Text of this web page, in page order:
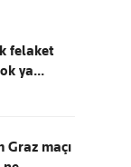
felaket
ya...
Graz maçı